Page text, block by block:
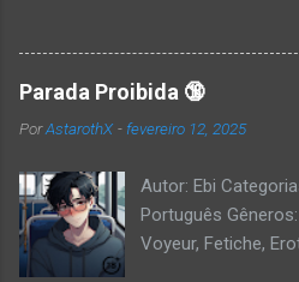
Parada Proibida 🔞
PorAstarothX - fevereiro 12, 2025
Autor: Ebi
Português
Voyeur, Fetiche,